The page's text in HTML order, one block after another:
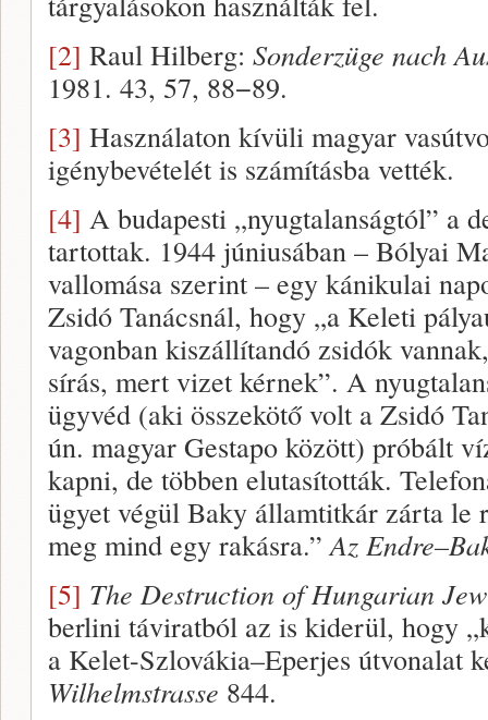
[2] Raul Hilberg: Sonderzüge nach
1981. 43, 57, 88−89.
[3] Használaton kívüli magyar
igénybevételét is számításba vették.
[4] A budapesti „nyugtalanságtól” a
tartottak. 1944 júniusában – Bólyai
vallomása szerint – egy kánikulai
Zsidó Tanácsnál, hogy „a Keleti
vagonban kiszállítandó zsidók
sírás, mert vizet kérnek”. A
ügyvéd (aki összekötő volt a Zsidó
ún. magyar Gestapo között) próbált
kapni, de többen elutasították.
ügyet végül Baky államtitkár zárta le
meg mind egy rakásra.”Az
[5] The Destruction of Hungarian
berlini táviratból az is kiderül, hogy
a Kelet-Szlovákia–Eperjes útvonalat
Wilhelmstrasse 844.